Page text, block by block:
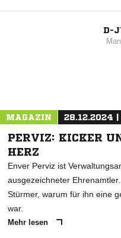
D-
MAGAZIN 28.12.2024 |
PERVIZ: KICKER
HERZ
Enver Perviz ist
ausgezeichneter
Stürmer, warum für ihn eine
war.
Mehr lesen